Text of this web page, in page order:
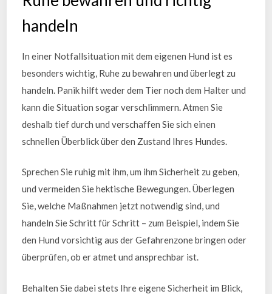
handeln
In einer Notfallsituation mit dem eigenen Hund ist es
besonders wichtig, Ruhe zu bewahren und überlegt zu
handeln. Panik hilft weder dem Tier noch dem Halter und
kann die Situation sogar verschlimmern. Atmen Sie
deshalb tief durch und verschaffen Sie sich einen
schnellen Überblick über den Zustand Ihres Hundes.
Sprechen Sie ruhig mit ihm, um ihm Sicherheit zu geben,
und vermeiden Sie hektische Bewegungen. Überlegen
Sie, welche Maßnahmen jetzt notwendig sind, und
handeln Sie Schritt für Schritt – zum Beispiel, indem Sie
den Hund vorsichtig aus der Gefahrenzone bringen oder
überprüfen, ob er atmet und ansprechbar ist.
Behalten Sie dabei stets Ihre eigene Sicherheit im Blick,